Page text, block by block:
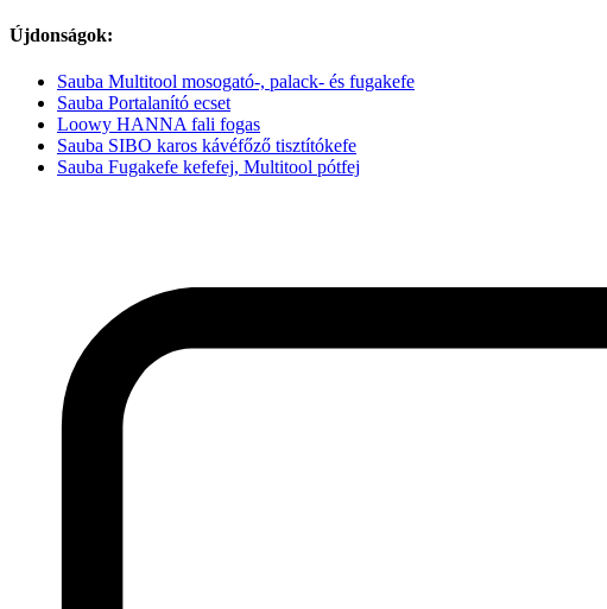
Újdonságok:
Sauba Multitool mosogató-, palack- és fugakefe
Sauba Portalanító ecset
Loowy HANNA fali fogas
Sauba SIBO karos kávéfőző tisztítókefe
Sauba Fugakefe kefefej, Multitool pótfej